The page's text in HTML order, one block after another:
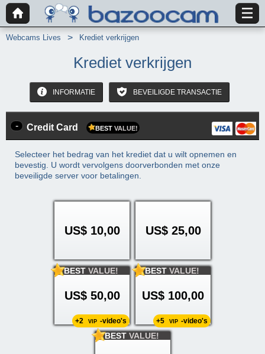
Webcams Lives Krediet verkrijgen
Krediet verkrijgen
INFORMATIE BEVEILIGDE TRANSACTIE
- Credit Card BEST VALUE!
Selecteer het bedrag van het krediet dat u wilt opnemen en
bevestig. U wordt vervolgens doorverbonden met onze
beveiligde server voor betalingen.
US$ 10,00 US$ 25,00
BEST VALUE!
US$ 50,00
+2 VIP -video's
BEST VALUE!
US$ 100,00
+5 VIP -video's
BEST VALUE!